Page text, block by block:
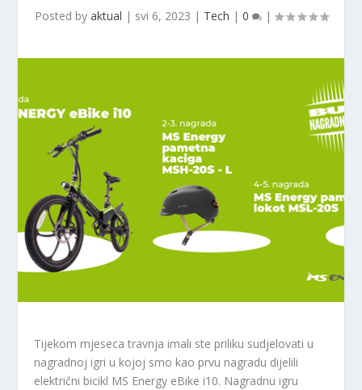
Posted by aktual | svi 6, 2023 | Tech | 0 |
Tijekom mjeseca travnja imali ste priliku sudjelovati u
nagradnoj igri u kojoj smo kao prvu nagradu dijelili
električni bicikl MS Energy eBike i10. Nagradnu igru ​​